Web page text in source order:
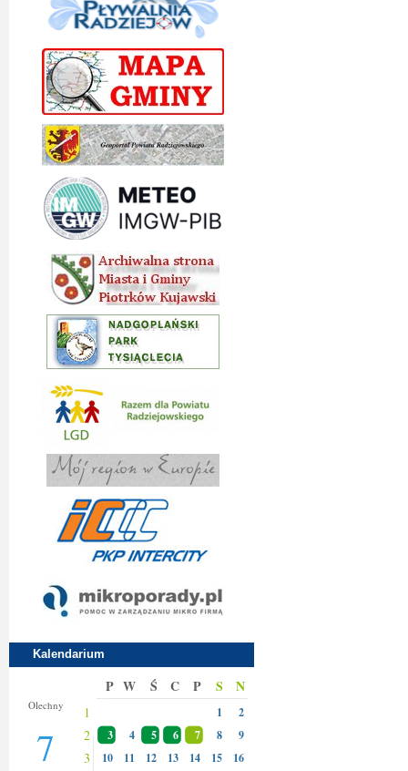
Kalendarium
Olechny
7
P W Ś C P S N
1 1 2
2 3 4 5 6 7 8 9
3 10 11 12 13 14 15 16